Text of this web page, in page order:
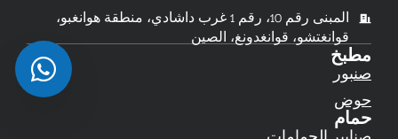
المبنى رقم 10، رقم 1 غرب داشادي، منطقة هوانغبو،
قوانغتشو، قوانغدونغ، الصين
مطبخ
صنبور
حوض
حمام